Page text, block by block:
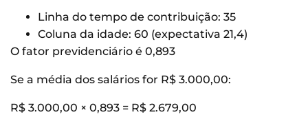
Linha do tempo de contribuição: 35
Coluna da idade: 60 (expectativa 21,4)
O fator previdenciário é 0,893
Se a média dos salários for R$ 3.000,00:
R$ 3.000,00 × 0,893 = R$ 2.679,00